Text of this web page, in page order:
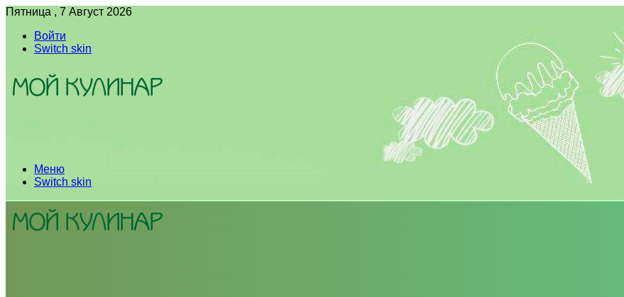
Пятница , 7 Август 2026
Войти
Switch skin
Меню
Switch skin